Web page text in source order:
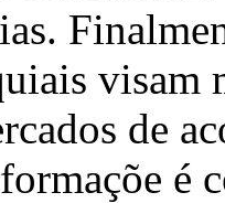
visam
de
é